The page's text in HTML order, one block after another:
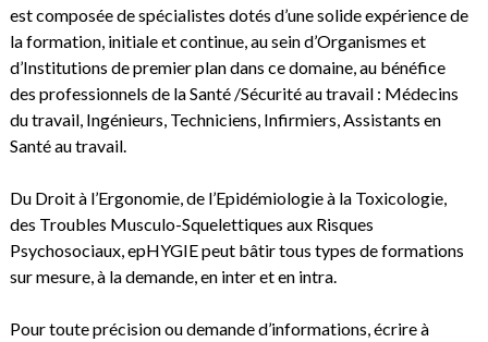
est composée de spécialistes dotés d’une solide expérience de
la formation, initiale et continue, au sein d’Organismes et
d’Institutions de premier plan dans ce domaine, au bénéfice
des professionnels de la Santé /Sécurité au travail : Médecins
du travail, Ingénieurs, Techniciens, Infirmiers, Assistants en
Santé au travail.
Du Droit à l’Ergonomie, de l’Epidémiologie à la Toxicologie,
des Troubles Musculo-Squelettiques aux Risques
Psychosociaux, epHYGIE peut bâtir tous types de formations
sur mesure, à la demande, en inter et en intra.
Pour toute précision ou demande d’informations, écrire à